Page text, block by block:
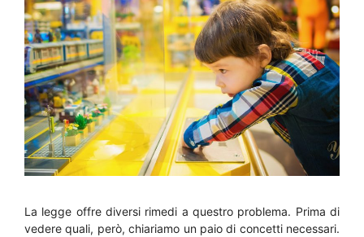
La legge offre diversi rimedi a questro problema. Prima di
vedere quali, però, chiariamo un paio di concetti necessari.